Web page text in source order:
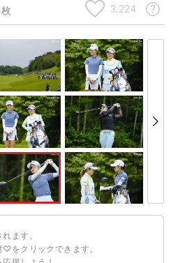
枚 3,224
ます。
をクリックできます。